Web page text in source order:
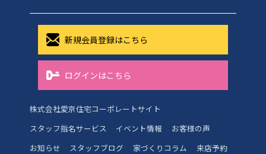
新規会員登録はこちら
ログインはこちら
株式会社愛京住宅コーポレートサイト
スタッフ指名サービス
イベント情報
お客様の声
お知らせ
スタッフブログ 家づくりコラム 来店予約